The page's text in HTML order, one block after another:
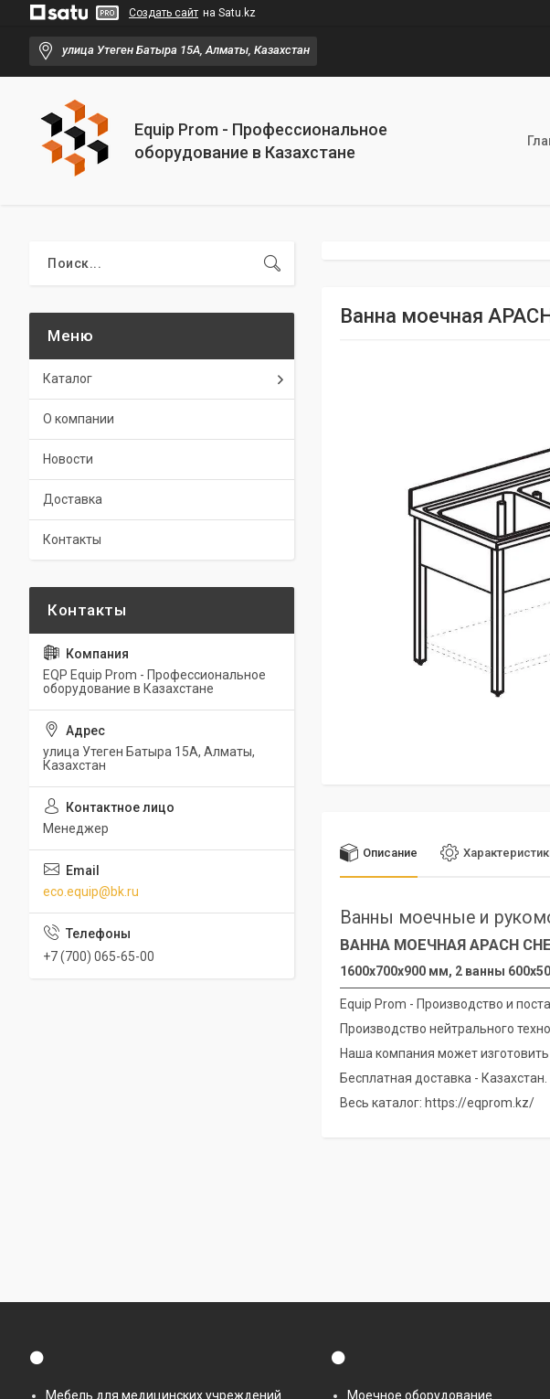
Создать сайт на Satu.kz
улица Утеген Батыра 15А, Алматы, Казахстан
Equip Prom - Профессиональное
оборудование в Казахстане
Ванна моечная
Описание
Ванны моечные и
ВАННА МОЕЧНАЯ APACH
1600х700х900 мм, 2 ванны
Equip Prom - Производство и
Производство нейтрального
Наша компания может
Бесплатная доставка - Казахстан.
Весь каталог: https://eqprom.kz/
Каталог
О компании
Новости
Доставка
Контакты
EQP Equip Prom - Профессиональное
оборудование в Казахстане
улица Утеген Батыра 15А, Алматы,
Казахстан
Менеджер
eco.equip@bk.ru
+7 (700) 065-65-00
⚫
Мебель для медицинских учреждений
⚫
Моечное оборудование